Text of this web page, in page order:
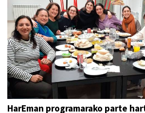
HarEman programarako parte